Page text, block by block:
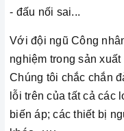
- đấu nối sai...
Với đội ngũ Công
nghiệm trong sản
Chúng tôi chắc chắn
lỗi trên của tất cả các
biến áp; các thiết bị